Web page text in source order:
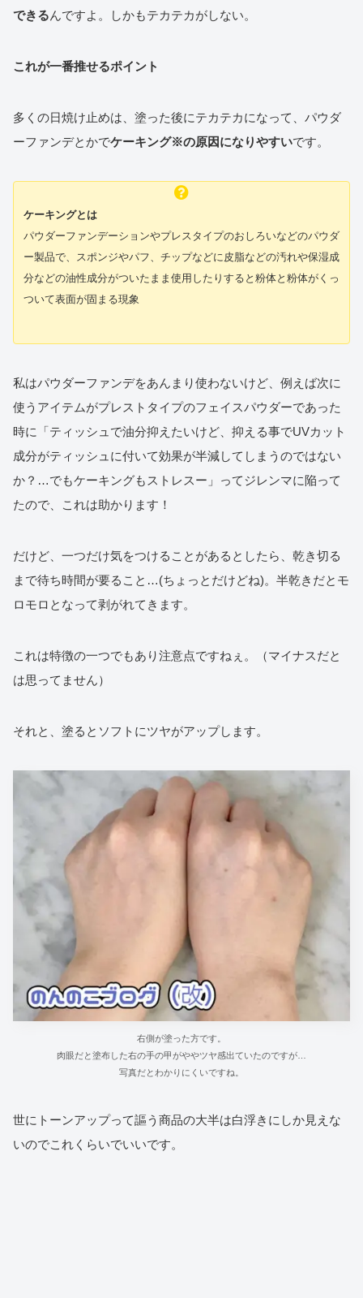
できるんですよ。しかもテカテカがしない。
これが一番推せるポイント
多くの日焼け止めは、塗った後にテカテカになって、パウダ
ーファンデとかでケーキング※の原因になりやすいです。
ケーキングとは
パウダーファンデーションやプレスタイプのおしろいなどのパウダ
ー製品で、スポンジやパフ、チップなどに皮脂などの汚れや保湿成
分などの油性成分がついたまま使用したりすると粉体と粉体がくっ
ついて表面が固まる現象
私はパウダーファンデをあんまり使わないけど、例えば次に
使うアイテムがプレストタイプのフェイスパウダーであった
時に「ティッシュで油分抑えたいけど、抑える事でUVカット
成分がティッシュに付いて効果が半減してしまうのではない
か？…でもケーキングもストレスー」ってジレンマに陥って
たので、これは助かります！
だけど、一つだけ気をつけることがあるとしたら、乾き切る
まで待ち時間が要ること…(ちょっとだけどね)。半乾きだとモ
ロモロとなって剥がれてきます。
これは特徴の一つでもあり注意点ですねぇ。（マイナスだと
は思ってません）
それと、塗るとソフトにツヤがアップします。
右側が塗った方です。
肉眼だと塗布した右の手の甲がややツヤ感出ていたのですが…
写真だとわかりにくいですね。
世にトーンアップって謳う商品の大半は白浮きにしか見えな
いのでこれくらいでいいです。